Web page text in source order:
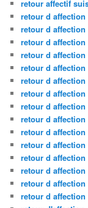
retour affectif
retour d
retour d
retour d
retour d
retour d
retour d
retour d
retour d affection
retour d affection
retour d
retour d
retour d
retour d affection
retour d
retour d